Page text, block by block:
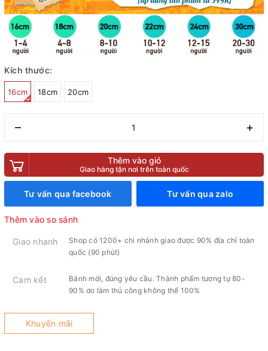
Kích thước:
16cm 18cm 20cm
– +
Thêm vào giỏ
Giao hàng tận nơi trên toàn quốc
Tư vấn qua facebook Tư vấn qua zalo
Thêm vào so sánh
Giao nhanh
Shop có 1200+ chi nhánh giao được 90% địa chỉ toàn
quốc (90 phút)
Cam kết
Bánh mới, đúng yêu cầu. Thành phẩm tương tự 80-
90% do làm thủ công không thể 100%
Khuyến mãi